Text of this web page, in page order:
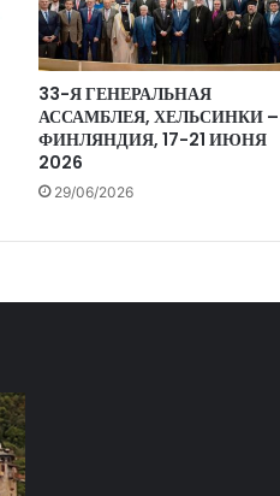
33-Я ГЕНЕРАЛЬНАЯ
АССАМБЛЕЯ, ХЕЛЬСИНКИ –
ФИНЛЯНДИЯ, 17-21 ИЮНЯ
2026
29/06/2026